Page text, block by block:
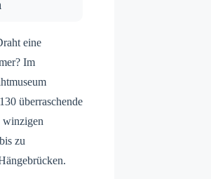
eine
Im
überraschende
winzigen
zu